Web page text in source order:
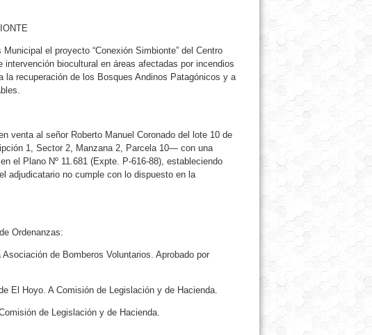
el proyecto “Conexión Simbionte” del Centro
biocultural en áreas afectadas por incendios
la recuperación de los Bosques Andinos Patagónicos y a
venta al señor Roberto Manuel Coronado del lote 10 de
1, Sector 2, Manzana 2, Parcela 10— con una
el Plano Nº 11.681 (Expte. P-616-88), estableciendo
adjudicatario no cumple con lo dispuesto en la
Ordenanzas:
de Bomberos Voluntarios. Aprobado por
El Hoyo. A Comisión de Legislación y de Hacienda.
de Legislación y de Hacienda.